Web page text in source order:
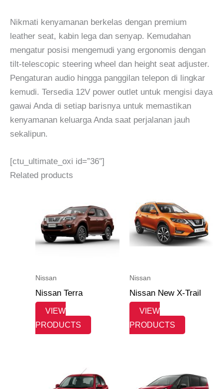
Nikmati kenyamanan berkelas dengan premium
leather seat, kabin lega dan senyap. Kemudahan
mengatur posisi mengemudi yang ergonomis dengan
tilt-telescopic steering wheel dan height seat adjuster.
Pengaturan audio hingga panggilan telepon di lingkar
kemudi. Tersedia 12V power outlet untuk mengisi daya
gawai Anda di setiap barisnya untuk memastikan
kenyamanan keluarga Anda saat perjalanan jauh
sekalipun.
[ctu_ultimate_oxi id=”36″]
Related products
Nissan
Nissan Terra
VIEW
PRODUCTS
Nissan
Nissan New X-Trail
VIEW
PRODUCTS